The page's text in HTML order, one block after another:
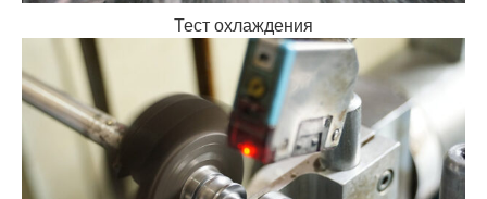
Тест охлаждения